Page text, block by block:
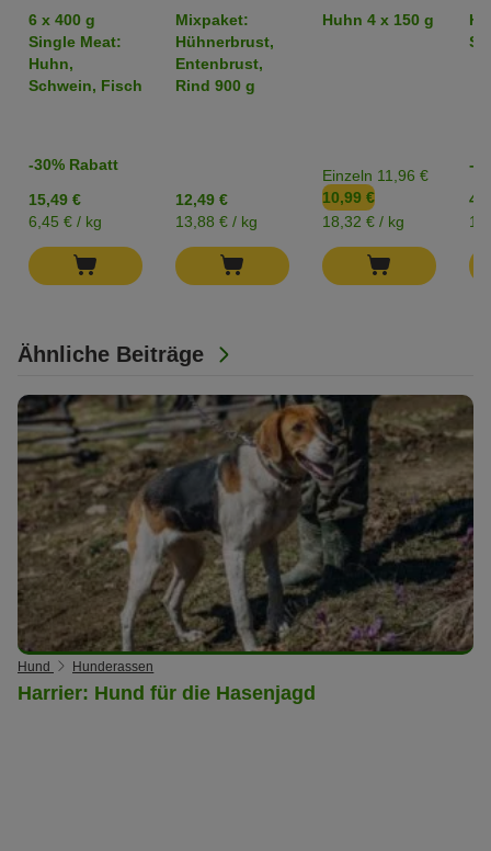
Ähnliche Beiträge
Hund Hunderassen
Harrier: Hund für die Hasenjagd
Adult -
Mixpaket
6 x 400 g
Single Meat:
Huhn,
Schwein, Fisch
-30% Rabatt
15,49 €
6,45 € / kg
Mixpaket:
Hühnerbrust,
Entenbrust,
Rind 900 g
12,49 €
13,88 € / kg
Sparpaket %
Huhn 4 x 150 g
Einzeln 11,96 €
10,99 €
18,32 € / kg
-